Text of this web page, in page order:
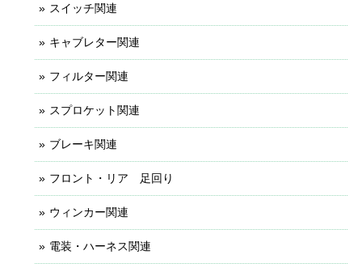
スイッチ関連
キャブレター関連
フィルター関連
スプロケット関連
ブレーキ関連
フロント・リア 足回り
ウィンカー関連
電装・ハーネス関連